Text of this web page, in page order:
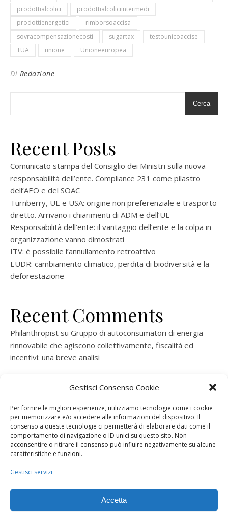
Gestisci Consenso Cookie
Per fornire le migliori esperienze, utilizziamo tecnologie come i cookie
per memorizzare e/o accedere alle informazioni del dispositivo. Il
consenso a queste tecnologie ci permetterà di elaborare dati come il
comportamento di navigazione o ID unici su questo sito. Non
acconsentire o ritirare il consenso può influire negativamente su alcune
caratteristiche e funzioni.
Gestisci servizi
Accetta
prodottialcolici
prodottialcoliciintermedi
prodottienergetici
rimborsoaccisa
sovracompensazionecosti
sugartax
testounicoaccise
TUA
unione Unioneeuropea
Di Redazione
Cerca
Recent Posts
Comunicato stampa del Consiglio dei Ministri sulla nuova
responsabilità dell’ente. Compliance 231 come pilastro
dell’AEO e del SOAC
Turnberry, UE e USA: origine non preferenziale e trasporto
diretto. Arrivano i chiarimenti di ADM e dell’UE
Responsabilità dell’ente: il vantaggio dell’ente e la colpa in
organizzazione vanno dimostrati
ITV: è possibile l’annullamento retroattivo
EUDR: cambiamento climatico, perdita di biodiversità e la
deforestazione
Recent Comments
Philanthropist su Gruppo di autoconsumatori di energia
rinnovabile che agiscono collettivamente, fiscalità ed
incentivi: una breve analisi
rinnovabile che agiscono collettivamente, fiscalità ed
ramatogelsuGruppo di autoconsumatori di energia
rinnovabile che agiscono collettivamente, fiscalità ed
incentivi: una breve analisi
consorzio per la produzione di energia elettrica